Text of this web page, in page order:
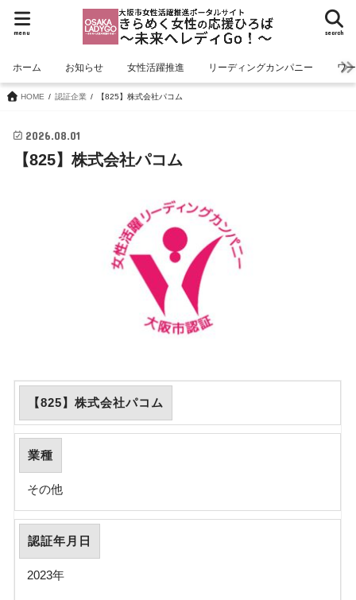
search
menu
ホーム お知らせ 女性活躍推進 リーディングカンパニー ワ
HOME 認証企業 【825】株式会社パコム
2026.08.01
【825】株式会社パコム
【825】株式会社パコム
業種
その他
認証年月日
2023年